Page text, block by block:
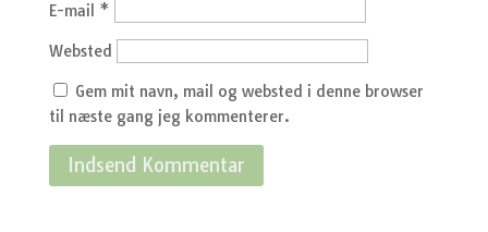
E-mail *
Websted
Gem mit navn, mail og websted i denne browser
til næste gang jeg kommenterer.